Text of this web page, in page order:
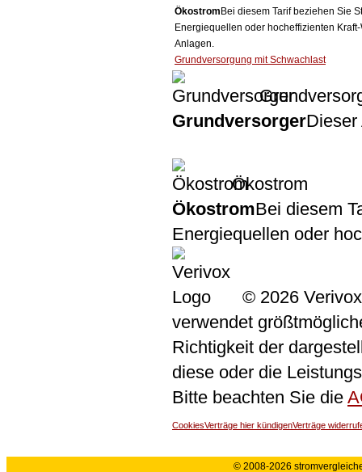
Ökostrom Bei diesem Tarif beziehen Sie
Energiequellen oder hocheffizienten
Anlagen.
Grundversorgung mit Schwachlast
GrundversorgerDieser
Ökostrom
ÖkostromBei diesem
Energiequellen oder
© 2026
verwendet
Richtigkeit der
diese oder die
Bitte beachten Sie die
CookiesVerträge hier kündigenVerträge
© 2008-2026